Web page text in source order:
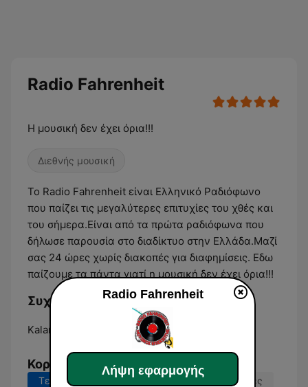
Radio Fahrenheit
Η μουσική δεν έχει όρια!!!
Διεθνής μουσική
Το Radio Fahrenheit είναι Ελληνικό Ραδιόφωνο
που παίζει τις μεγαλύτερες επιτυχίες του χθές και
του σήμερα.Είναι από τα πρώτα ραδιόφωνα που
δήλωσε παρουσία στο διαδίκτυο στην Ελλάδα.Μαζί
σας 24 ώρες χωρίς διακοπές για διαφημίσεις. Εδω
παίζουμε τα πάντα γιατί η μουσική δεν έχει όρια!!!
Συχνότητες Radio Fahrenheit:
Kalamáta:
Κορυφαία τραγούδια
Τελευταίες 7 ημέρες Τελευταίες 30 ημέρες
Radio Fahrenheit
Λήψη εφαρμογής